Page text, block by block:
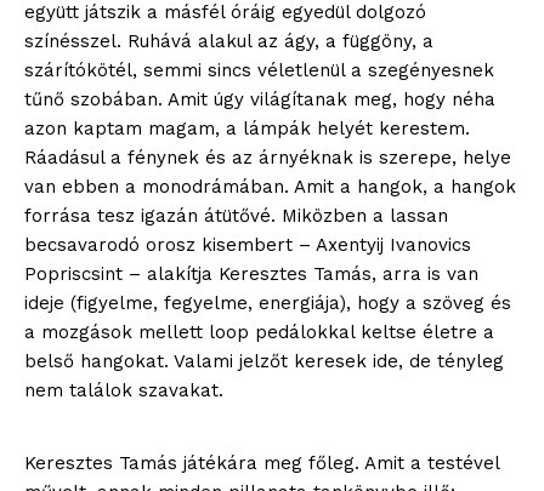
együtt játszik a másfél óráig egyedül dolgozó
színésszel. Ruhává alakul az ágy, a függöny, a
szárítókötél, semmi sincs véletlenül a szegényesnek
tűnő szobában. Amit úgy világítanak meg, hogy néha
azon kaptam magam, a lámpák helyét kerestem.
Ráadásul a fénynek és az árnyéknak is szerepe, helye
van ebben a monodrámában. Amit a hangok, a hangok
forrása tesz igazán átütővé. Miközben a lassan
becsavarodó orosz kisembert – Axentyij Ivanovics
Popriscsint – alakítja Keresztes Tamás, arra is van
ideje (figyelme, fegyelme, energiája), hogy a szöveg és
a mozgások mellett loop pedálokkal keltse életre a
belső hangokat. Valami jelzőt keresek ide, de tényleg
nem találok szavakat.
Keresztes Tamás játékára meg főleg. Amit a testével